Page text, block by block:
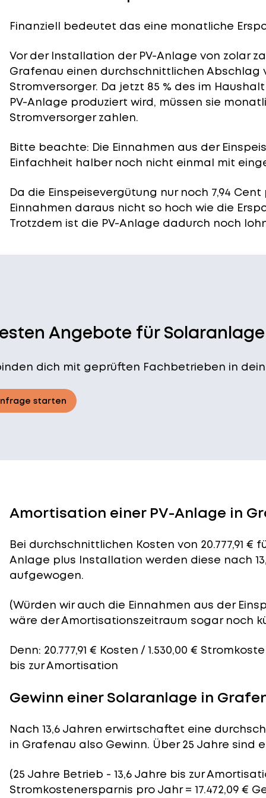
Finanziell bedeutet das eine monatliche
Vor der Installation der PV-Anlage von zolar
Grafenau einen durchschnittlichen Abschlag
Stromversorger. Da jetzt 85 % des im
PV-Anlage produziert wird, müssen sie
Stromversorger zahlen.
Bitte beachte: Die Einnahmen aus der
Einfachheit halber noch nicht einmal mit
Da die Einspeisevergütung nur noch 7,94
Einnahmen daraus nicht so hoch wie die
Trotzdem ist die PV-Anlage dadurch noch
Angebote für
dich mit geprüften Fachbetrieben in
starten
Amortisation einer PV-Anlage in
Bei durchschnittlichen Kosten von 20.777,91 €
Anlage plus Installation werden diese nach
aufgewogen.
(Würden wir auch die Einnahmen aus der
wäre derAmortisationszeitraum sogar noch
Denn: 20.777,91 € Kosten / 1.530,00 €
bis zur Amortisation
Gewinn einer Solaranlage in
Nach 13,6 Jahren erwirtschaftet eine
in Grafenau also Gewinn. Über 25 Jahre sind
(25 Jahre Betrieb - 13,6 Jahre bis zur
Stromkostenersparnis pro Jahr = 17.472,09 €